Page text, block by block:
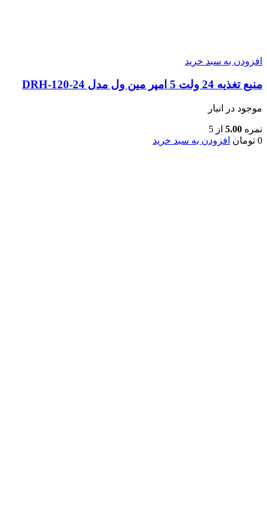
افزودن به سبد خرید
منبع تغذیه 24 ولت 5 امپر مین ول مدل DRH-120-24
موجود در انبار
نمره 5.00 از 5
0 تومان افزودن به سبد خرید